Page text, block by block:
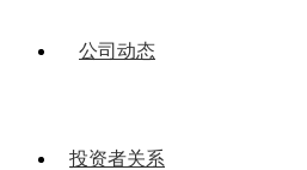
公司动态
投资者关系